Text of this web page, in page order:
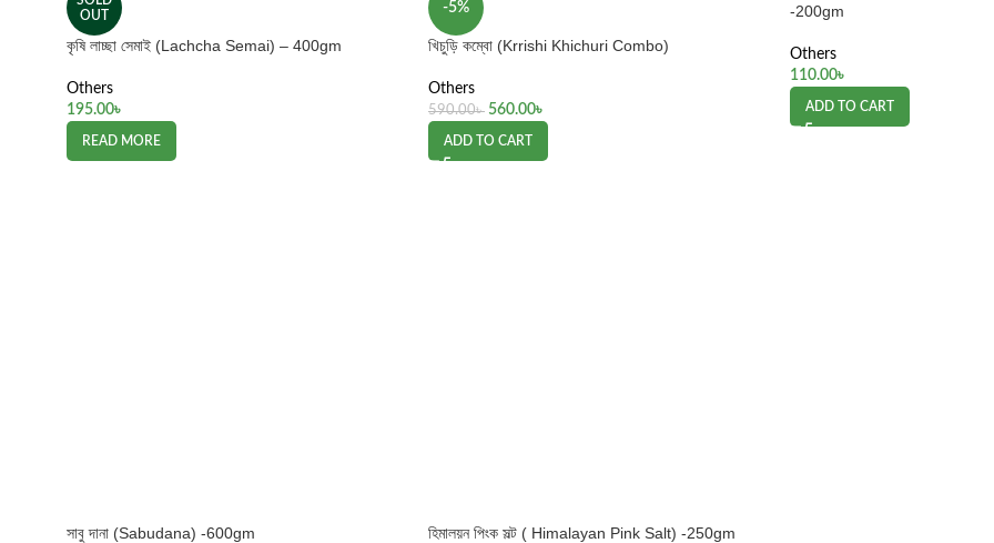
OUT
কৃষি লাচ্ছা সেমাই (Lachcha Semai) – 400gm
Others
195.00৳
READ MORE
-5%
খিচুড়ি কম্বো (Krrishi Khichuri Combo)
Others
590.00৳ 560.00৳
ADD TO CART
-200gm
Others
110.00৳
ADD TO CART
সাবু দানা (Sabudana) -600gm হিমালয়ন পিংক সল্ট ( Himalayan Pink Salt) -250gm